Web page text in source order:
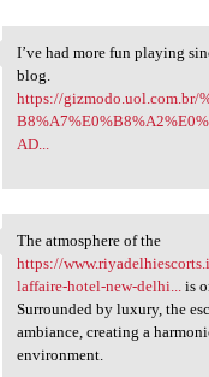
I’ve had more fun playing
I’ve had more fun playing
blog.
https://gizmodo.uol.com.br/
AD...
The atmosphere of
The atmosphere of the
https://
laffaire-hotel-new-delhi...
is
Surrounded by luxury, the
ambiance, creating a
environment.